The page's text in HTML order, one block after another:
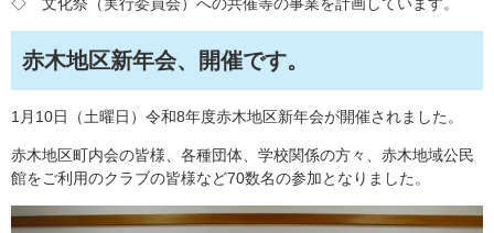
◇ 文化祭（実行委員会）への共催等の事業を計画しています。
赤木地区新年会、開催です。
1月10日（土曜日）令和8年度赤木地区新年会が開催されました。
赤木地区町内会の皆様、各種団体、学校関係の方々、赤木地域公民
館をご利用のクラブの皆様など70数名の参加となりました。